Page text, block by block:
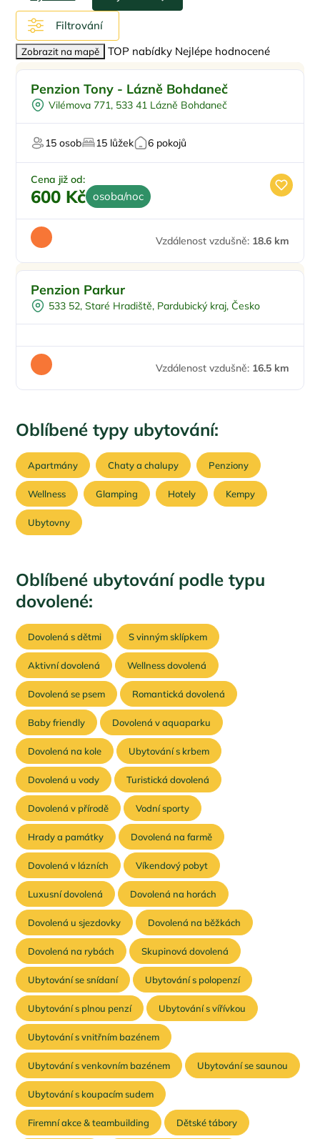
Filtrování
Zobrazit na mapě TOP nabídky Nejlépe hodnocené
Penzion Tony - Lázně Bohdaneč
Vilémova 771, 533 41 Lázně Bohdaneč
15 osob 15 lůžek 6 pokojů
Cena již od:
600 Kč osoba/noc
Vzdálenost vzdušně: 18.6 km
Penzion Parkur
533 52, Staré Hradiště, Pardubický kraj, Česko
Vzdálenost vzdušně: 16.5 km
Oblíbené typy ubytování:
Apartmány Chaty a chalupy Penziony
Wellness Glamping Hotely Kempy
Ubytovny
Oblíbené ubytování podle typu
dovolené:
Dovolená s dětmi S vinným sklípkem
Aktivní dovolená Wellness dovolená
Dovolená se psem Romantická dovolená
Baby friendly Dovolená v aquaparku
Dovolená na kole Ubytování s krbem
Dovolená u vody Turistická dovolená
Dovolená v přírodě Vodní sporty
Hrady a památky Dovolená na farmě
Dovolená v lázních Víkendový pobyt
Luxusní dovolená Dovolená na horách
Dovolená u sjezdovky Dovolená na běžkách
Dovolená na rybách Skupinová dovolená
Ubytování se snídaní Ubytování s polopenzí
Ubytování s plnou penzí Ubytování s vířívkou
Ubytování s vnitřním bazénem
Ubytování s venkovním bazénem Ubytování se saunou
Ubytování s koupacím sudem
Firemní akce & teambuilding Dětské tábory